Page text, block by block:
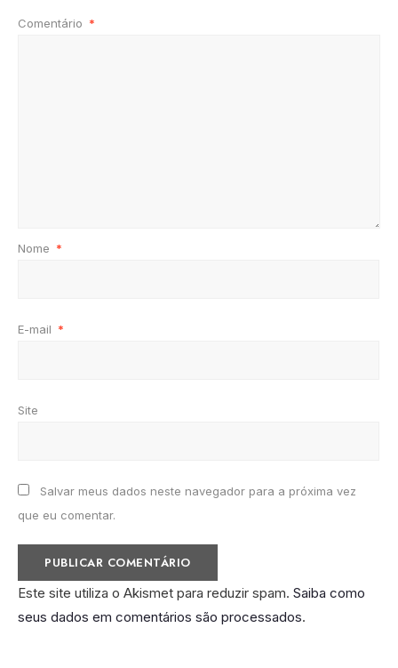
Comentário *
Nome *
E-mail *
Site
Salvar meus dados neste navegador para a próxima vez
que eu comentar.
Este site utiliza o Akismet para reduzir spam. Saiba como
seus dados em comentários são processados.